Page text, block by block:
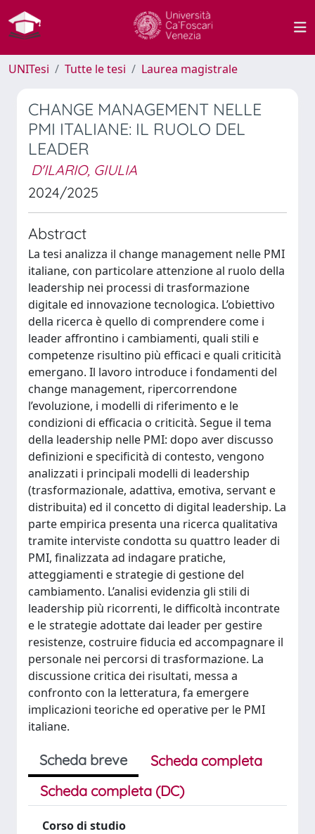
UNITesi Tutte le tesi Laurea magistrale
CHANGE MANAGEMENT NELLE
PMI ITALIANE: IL RUOLO DEL
LEADER
D'ILARIO, GIULIA
2024/2025
Abstract
La tesi analizza il change management nelle PMI
italiane, con particolare attenzione al ruolo della
leadership nei processi di trasformazione
digitale ed innovazione tecnologica. L’obiettivo
della ricerca è quello di comprendere come i
leader affrontino i cambiamenti, quali stili e
competenze risultino più efficaci e quali criticità
emergano. Il lavoro introduce i fondamenti del
change management, ripercorrendone
l’evoluzione, i modelli di riferimento e le
condizioni di efficacia o criticità. Segue il tema
della leadership nelle PMI: dopo aver discusso
definizioni e specificità di contesto, vengono
analizzati i principali modelli di leadership
(trasformazionale, adattiva, emotiva, servant e
distribuita) ed il concetto di digital leadership. La
parte empirica presenta una ricerca qualitativa
tramite interviste condotta su quattro leader di
PMI, finalizzata ad indagare pratiche,
atteggiamenti e strategie di gestione del
cambiamento. L’analisi evidenzia gli stili di
leadership più ricorrenti, le difficoltà incontrate
e le strategie adottate dai leader per gestire
resistenze, costruire fiducia ed accompagnare il
personale nei percorsi di trasformazione. La
discussione critica dei risultati, messa a
confronto con la letteratura, fa emergere
implicazioni teoriche ed operative per le PMI
italiane.
Scheda breve
Scheda completa
Scheda completa (DC)
Corso di studio